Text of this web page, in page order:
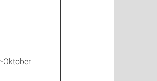
Oktober